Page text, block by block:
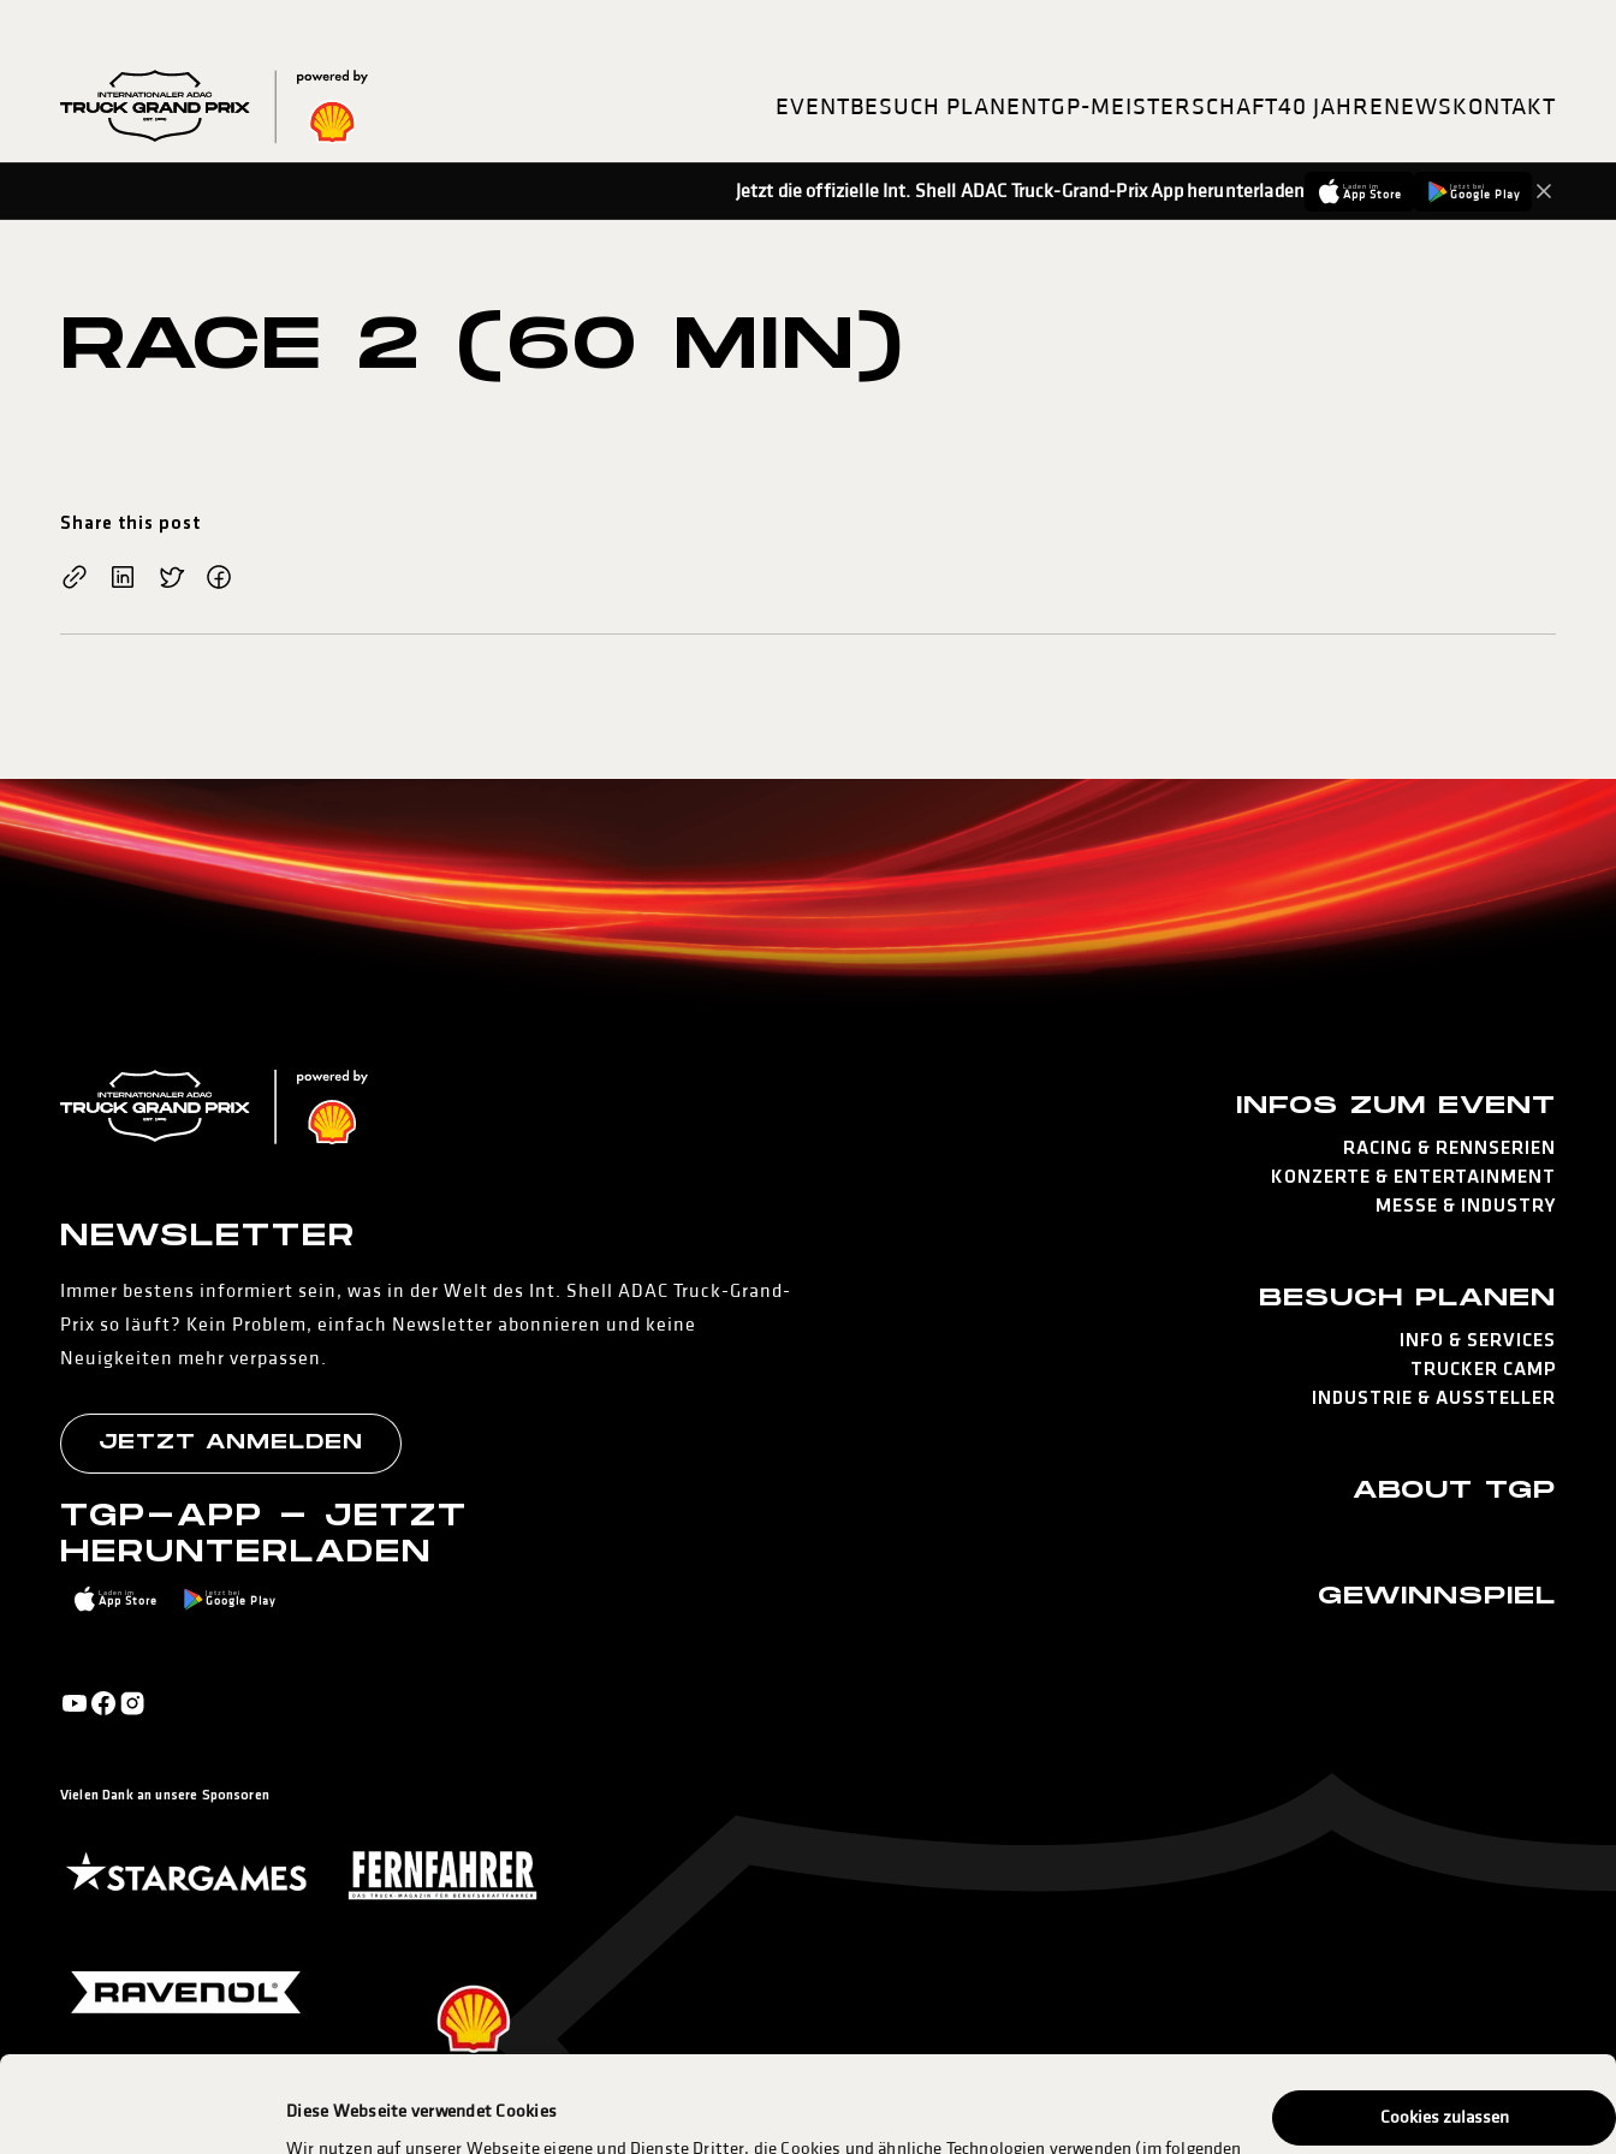
Diese Webseite verwendet Cookies
Wir nutzen auf unserer Webseite eigene und Dienste Dritter, die Cookies und ähnliche Technologien verwenden (im folgenden
Cookies zulassen
EVENTBESUCH PLANENTGP-MEISTERSCHAFT40 JAHRENEWSKONTAKT
Jetzt die offizielle Int. Shell ADAC Truck-Grand-Prix App herunterladen Laden im
App Store
Jetzt bei
Google Play
RACE 2 (60 MIN)
Share this post
NEWS­LETTER
Immer bestens informiert sein, was in der Welt des Int. Shell ADAC Truck-Grand-
Prix so läuft? Kein Problem, einfach Newsletter abonnieren und keine
Neuigkeiten mehr verpassen.
JETZT ANMELDEN
TGP-APP - JETZT
HERUNTERLADEN
Laden im
App Store
Jetzt bei
Google Play
Vielen Dank an unsere Sponsoren
INFOS ZUM EVENT
RACING & RENNSERIEN
KONZERTE & ENTERTAINMENT
MESSE & INDUSTRY
BESUCH PLANEN
INFO & SERVICES
TRUCKER CAMP
INDUSTRIE & AUSSTELLER
ABOUT TGP
GEWINNSPIEL